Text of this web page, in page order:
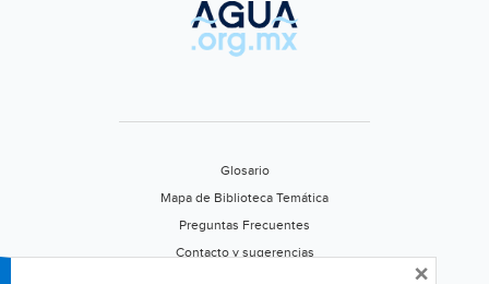
Glosario
Mapa de Biblioteca Temática
Preguntas Frecuentes
Contacto y sugerencias
×